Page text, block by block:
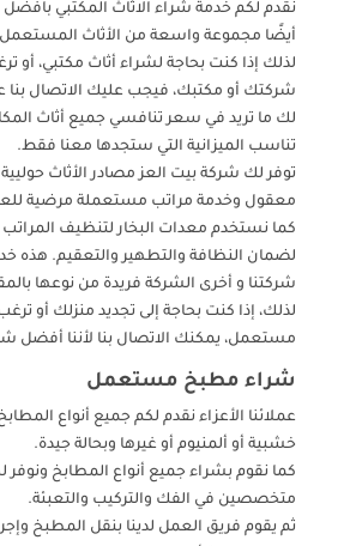
نقدم لكم خدمة شراء الاثاث المكتبي بافضل
أيضًا مجموعة واسعة من الأثاث المستعمل،
لذلك إذا كنت بحاجة لشراء أثاث مكتبي، أو
شركتك أو مكتبك، فيجب عليك الاتصال بنا
لك ما تريد في سعر تنافسي جميع أثاث
تناسب الميزانية التي ستجدها معنا فقط.
توفر لك شركة بيت العز مصادر الأثاث
معقول وخدمة مراتب مستعملة مرضية
كما نستخدم معدات البخار لتنظيف
لضمان النظافة والتطهير والتعقيم. هذه
شركتنا و أخرى الشركة فريدة من نوعها
لذلك، إذا كنت بحاجة إلى تجديد منزلك أو
مستعمل، يمكنك الاتصال بنا لأننا أفضل
شراء مطبخ مستعمل
عملائنا الأعزاء نقدم لكم جميع أنواع
خشبية أو ألمنيوم أو غيرها وبحالة جيدة.
كما نقوم بشراء جميع أنواع المطابخ ونوفر
متخصصين في الفك والتركيب والتعبئة.
ثم يقوم فريق العمل لدينا بنقل المطبخ